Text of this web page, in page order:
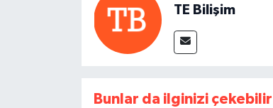
TE Bilişim
Bunlar da ilginizi çekebilir